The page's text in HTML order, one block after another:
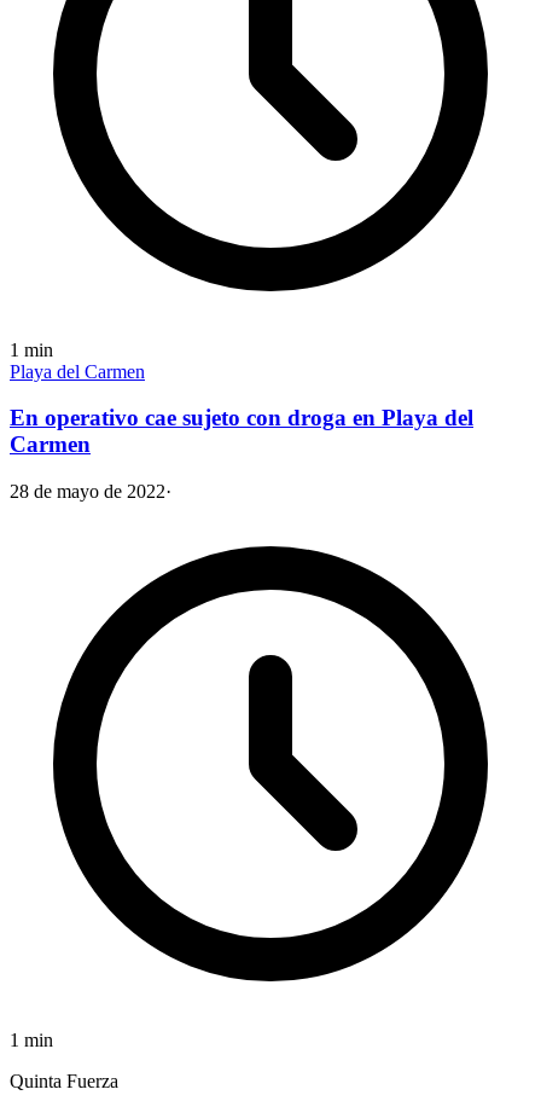
1 min
Playa del Carmen
En operativo cae sujeto con droga en Playa del
Carmen
28 de mayo de 2022·
1 min
Quinta Fuerza